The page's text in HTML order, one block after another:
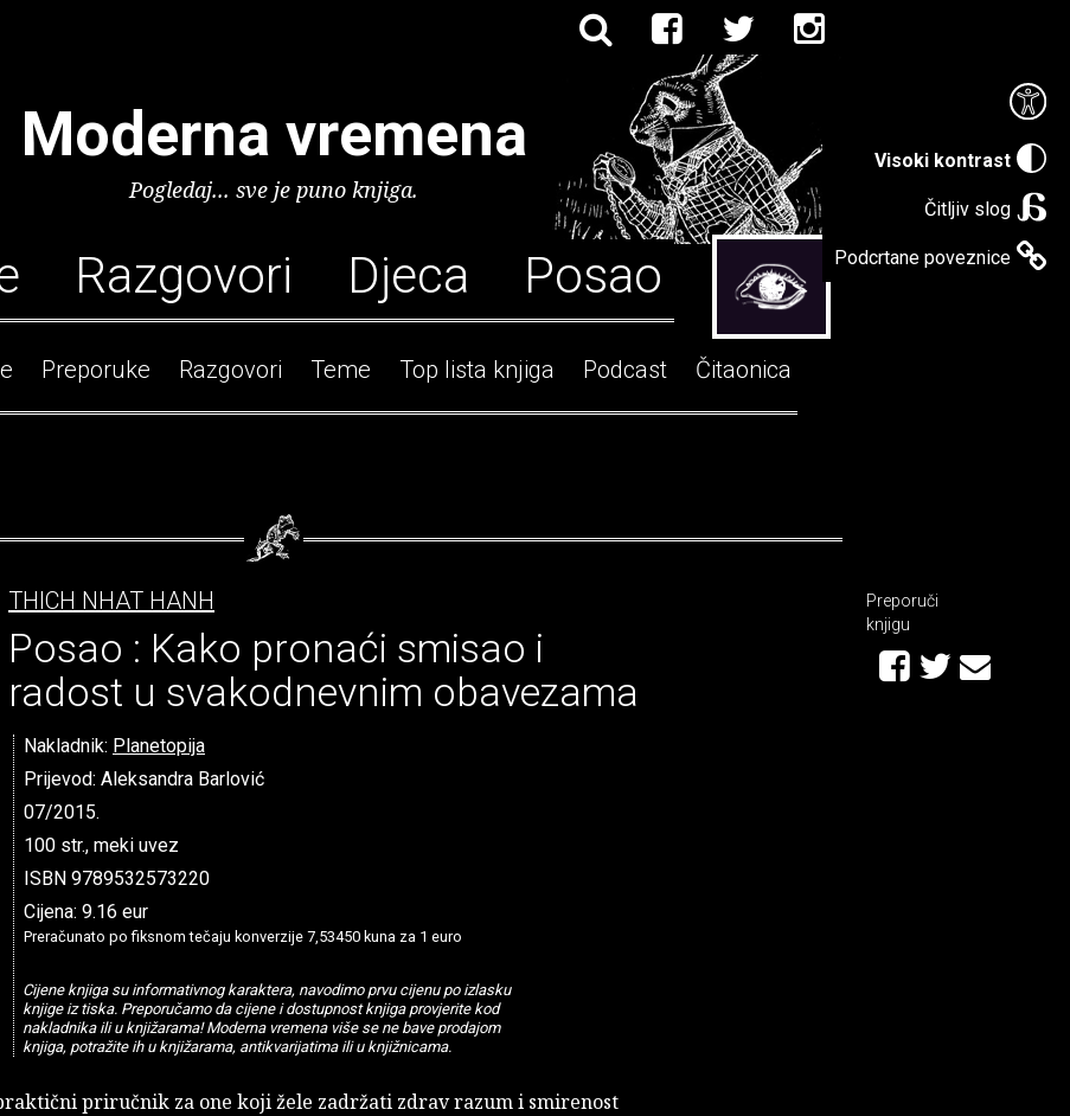
Visoki kontrast
Čitljiv slog
Podcrtane poveznice
Moderna vremena
Pogledaj... sve je puno knjiga.
Razgovori Djeca Posao
Preporuke Razgovori Teme Top lista knjiga Podcast Čitaonica
THICH NHAT HANH
Posao : Kako pronaći smisao i
radost u svakodnevnim obavezama
Nakladnik: Planetopija
Prijevod: Aleksandra Barlović
07/2015.
100 str., meki uvez
ISBN 9789532573220
Cijena: 9.16 eur
Preračunato po fiksnom tečaju konverzije 7,53450 kuna za 1 euro
Cijene knjiga su informativnog karaktera, navodimo prvu cijenu po izlasku
knjige iz tiska. Preporučamo da cijene i dostupnost knjiga provjerite kod
nakladnika ili u knjižarama! Moderna vremena više se ne bave prodajom
knjiga, potražite ih u knjižarama, antikvarijatima ili u knjižnicama.
priručnik za one koji žele zadržati zdrav razum i smirenost
Preporuči
knjigu